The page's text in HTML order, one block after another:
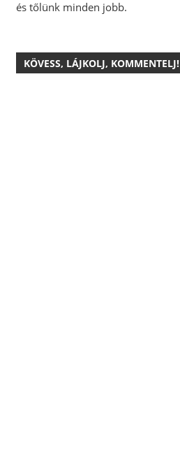
és tőlünk minden jobb.
KÖVESS, LÁJKOLJ, KOMMENTELJ!